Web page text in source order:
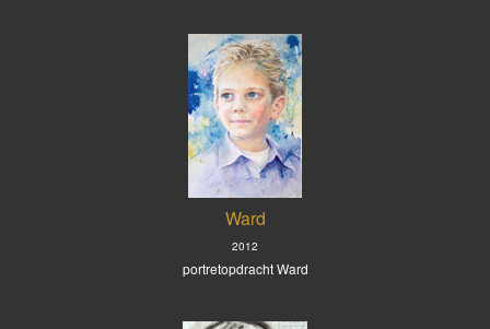
Ward
2012
portretopdracht Ward